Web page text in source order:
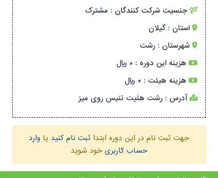
جنسیت شرکت کنندگان : مشترک
استان : گیلان
شهرستان : رشت
هزینه این دوره : ۰ ریال
هزینه هیئت : ۰ ریال
آدرس : رشت هئیت تنیس روی میز
جهت ثبت نام در این دوره ابتدا ثبت نام کنید یا وارد
حساب کاربری خود شوید